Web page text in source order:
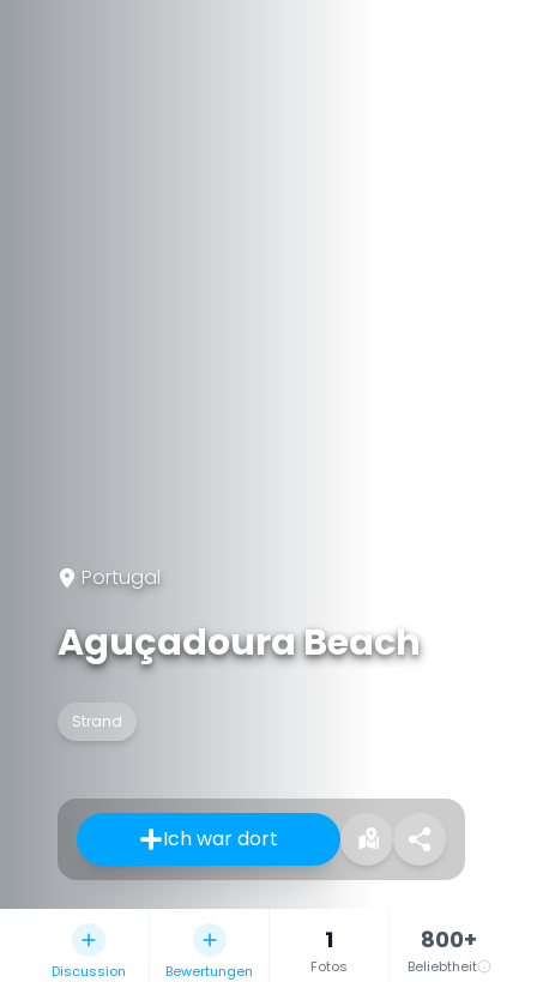
Portugal
Aguçadoura Beach
Strand
Ich war dort
Discussion Bewertungen
1
Fotos
800+
Beliebtheit